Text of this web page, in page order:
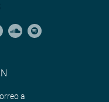
a